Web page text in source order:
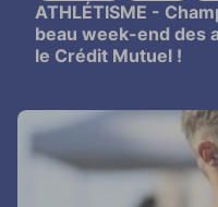
ATHLÉTISME -
beau week-end des
le Crédit Mutuel !